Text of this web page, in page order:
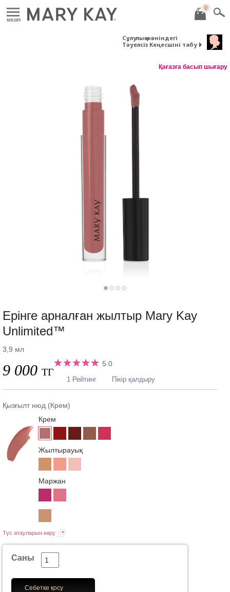
MӘЗІРІ
0
Сұлулық жөніндегі
Тәуелсіз Кеңесшіні табу
Қағазға басып шығару
Ерінге арналған жылтыр Mary Kay
Unlimited™
3,9 мл
9 000 ТГ
5.0
1 Рейтинг Пікір қалдыру
Қызғылт нюд (Крем)
Крем
Жылтырауық
Маржан
Түс атауларын көру
Саны
Себетке қосу